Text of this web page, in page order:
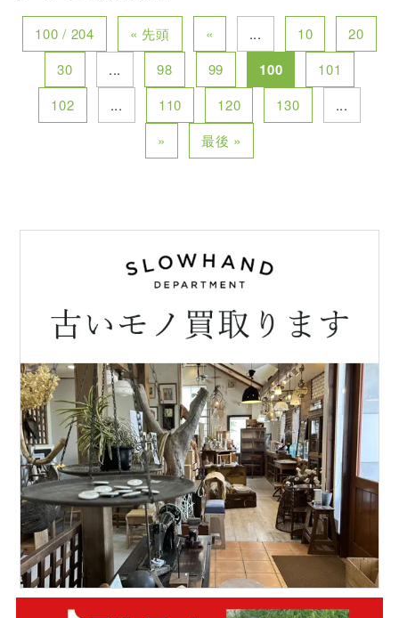
100 / 204 « 先頭 « ... 10
20
30
... 98 99 100
101
102
... 110 120 130
...
»
最後 »